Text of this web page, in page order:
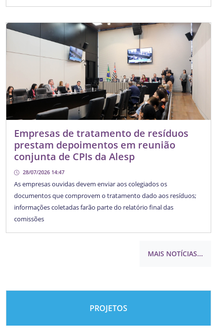
Empresas de tratamento de resíduos
prestam depoimentos em reunião
conjunta de CPIs da Alesp
28/07/2026 14:47
As empresas ouvidas devem enviar aos colegiados os
documentos que comprovem o tratamento dado aos resíduos;
informações coletadas farão parte do relatório final das
comissões
MAIS NOTÍCIAS...
PROJETOS